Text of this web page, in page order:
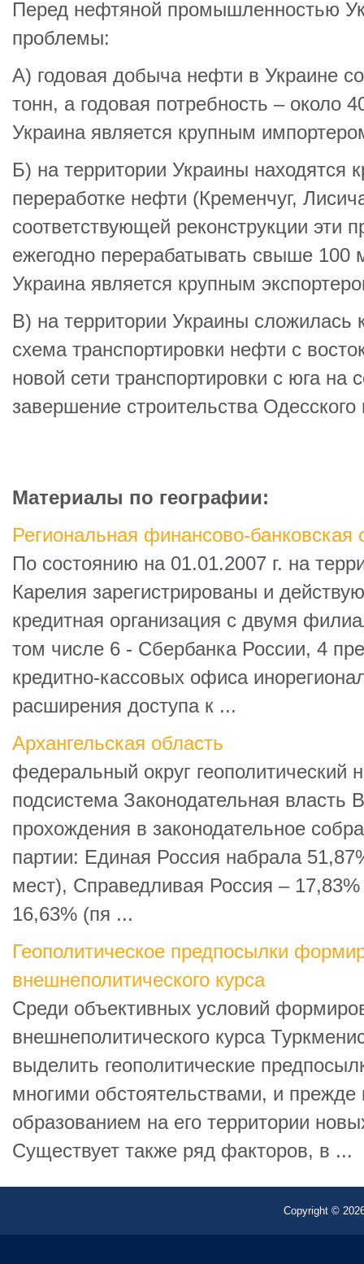
Перед нефтяной промышленностью
проблемы:
А) годовая добыча нефти в Украине
тонн, а годовая потребность – около
Украина является крупным
Б) на территории Украины находятся
переработке нефти (Кременчуг,
соответствующей реконструкции эти
ежегодно перерабатывать свыше 100
Украина является крупным
В) на территории Украины сложилась
схема транспортировки нефти с
новой сети транспортировки с юга на
завершение строительства
Материалы по географии:
Региональная финансово-банковская
По состоянию на 01.01.2007 г. на
Карелия зарегистрированы и
кредитная организация с двумя
том числе 6 - Сбербанка России, 4
кредитно-кассовых офиса
расширения доступа к ...
Архангельская область
федеральный округ геополитический
подсистема Законодательная власть
прохождения в законодательное
партии: Единая Россия набрала
мест), Справедливая Россия –
16,63% (пя ...
Геополитическое предпосылки
внешнеполитического курса
Среди объективных условий
внешнеполитического курса
выделить геополитические
многими обстоятельствами, и
образованием на его территории
Существует также ряд факторов, в ...
Copyright ©